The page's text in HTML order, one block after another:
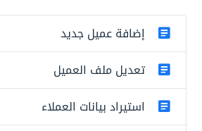
إضافة عميل جديد
تعديل ملف العميل
استيراد بيانات العملاء